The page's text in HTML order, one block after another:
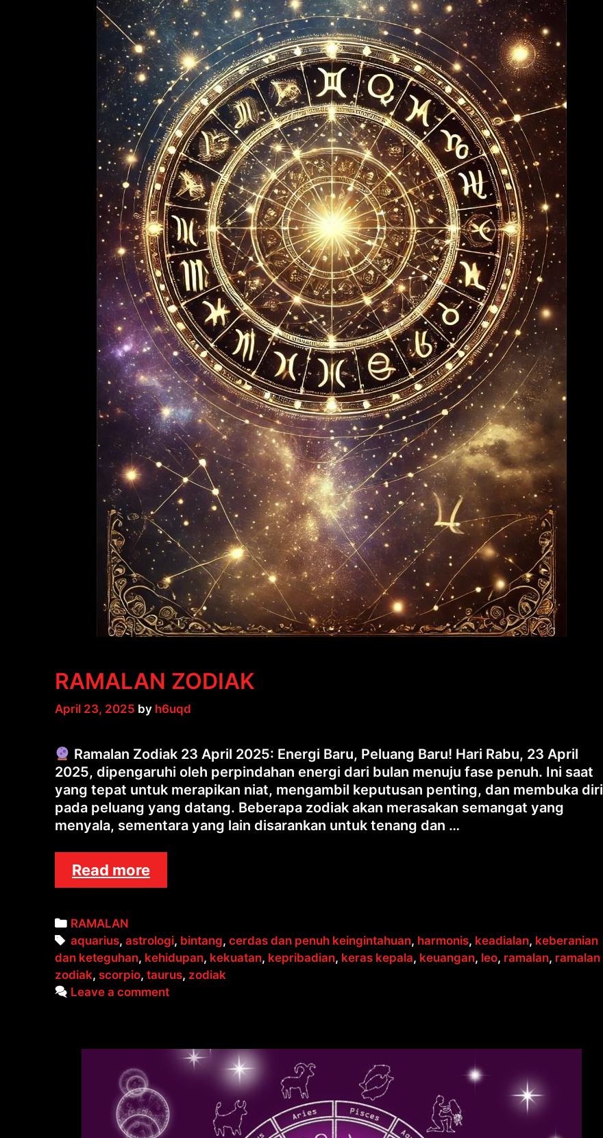
RAMALAN ZODIAK
April 23, 2025 by h6uqd
Ramalan Zodiak 23 April 2025: Energi Baru, Peluang Baru! Hari Rabu, 23 April
2025, dipengaruhi oleh perpindahan energi dari bulan menuju fase penuh. Ini saat
yang tepat untuk merapikan niat, mengambil keputusan penting, dan membuka diri
pada peluang yang datang. Beberapa zodiak akan merasakan semangat yang
menyala, sementara yang lain disarankan untuk tenang dan …
Read moreRAMALAN
ZODIAK
Categories
RAMALAN
Tags
aquarius,astrologi, bintang,cerdas dan penuh keingintahuan, harmonis, keadialan, keberanian
dan keteguhan, kehidupan, kekuatan, kepribadian, keras kepala, keuangan, leo, ramalan, ramalan
zodiak, scorpio, taurus, zodiak
Leave a comment